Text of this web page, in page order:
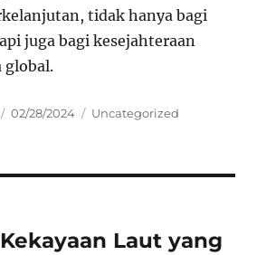
tidak hanya bagi
juga bagi kesejahteraan
global.
Posted
02/28/2024 Categories
Uncategorized
Laut yang